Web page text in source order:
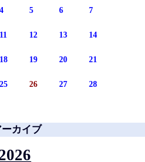
4 5 6 7
11 12 13 14
18 19 20 21
25 26 27 28
ーカイブ